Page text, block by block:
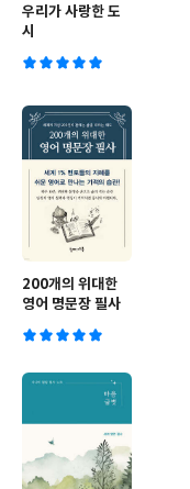
우리가 사랑한 도
시
200개의 위대한
영어 명문장 필사